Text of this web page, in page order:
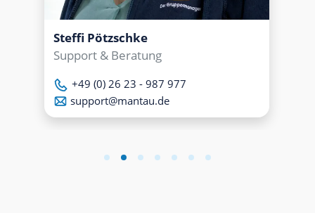
Steffi Pötzschke
Support & Beratung
+49 (0) 26 23 - 987 977
support@mantau.de